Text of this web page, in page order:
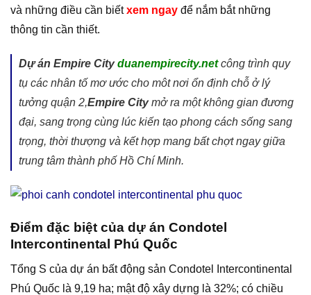
và những điều cần biếtxem ngay để nắm bắt những
thông tin cần thiết.
Dự án Empire City duanempirecity.netcông trình quy
tụ các nhân tố mơ ước cho môt nơi ổn định chỗ ở lý
tưởng quận 2,Empire Citymở ra một không gian đương
đại, sang trọng cùng lúc kiến tạo phong cách sống sang
trọng, thời thượng và kết hợp mang bất chợt ngay giữa
trung tâm thành phố Hồ Chí Minh.
Điểm đặc biệt của dự án Condotel
Intercontinental Phú Quốc
Tổng S của dự án bất động sản Condotel Intercontinental
Phú Quốc là 9,19 ha; mật độ xây dựng là 32%; có chiều